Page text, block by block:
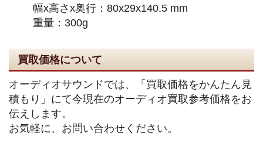
幅x高さx奥行：80x29x140.5 mm
重量：300g
買取価格について
オーディオサウンドでは、「買取価格をかんたん見
積もり」にて今現在のオーディオ買取参考価格をお
伝えします。
お気軽に、お問い合わせください。